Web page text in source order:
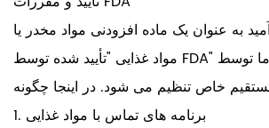
به عنوان یک ماده افزودنی مواد مخدر یا
مواد غذایی "تأیید شده توسط FDA" نیست ، اما توسط FDA برای
1. برنامه های تماس با مواد غذایی